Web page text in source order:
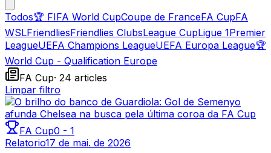
Todos🏆 FIFA World CupCoupe de FranceFA CupFA
WSLFriendliesFriendlies ClubsLeague CupLigue 1Premier
LeagueUEFA Champions LeagueUEFA Europa League🏆
World Cup - Qualification Europe
FA Cup· 24 articles
Limpar filtro
FA Cup0 - 1
Relatorio17 de mai. de 2026